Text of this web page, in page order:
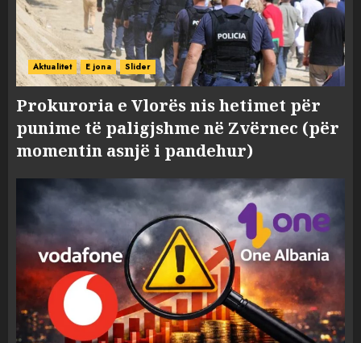
Aktualitet E jona Slider
Prokuroria e Vlorës nis hetimet për
punime të paligjshme në Zvërnec (për
momentin asnjë i pandehur)